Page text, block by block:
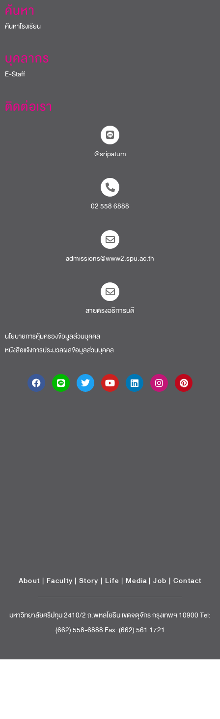
ค้นหา
ค้นหาโรงเรียน
บุคลากร
E-Staff
ติดต่อเรา
@sripatum
02 558 6888
admissions@www2.spu.ac.th
สายตรงอธิการบดี​
นโยบายการคุ้มครองข้อมูลส่วนบุคคล
หนังสือแจ้งการประมวลผลข้อมูลส่วนบุคคล